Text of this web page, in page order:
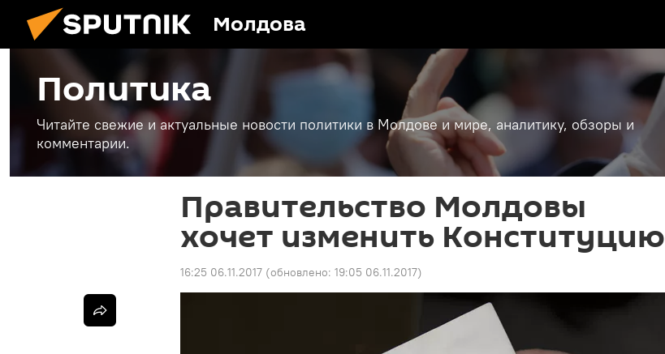
Молдова
Политика
Читайте свежие и актуальные новости политики в Молдове и мире, аналитику, обзоры и
комментарии.
Правительство Молдовы
хочет изменить Конституцию
16:25 06.11.2017 (обновлено: 19:05 06.11.2017)